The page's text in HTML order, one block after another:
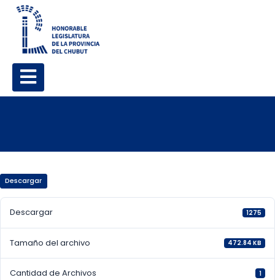
Descargar
Descargar 1275
Tamaño del archivo 472.84 KB
Cantidad de Archivos 1